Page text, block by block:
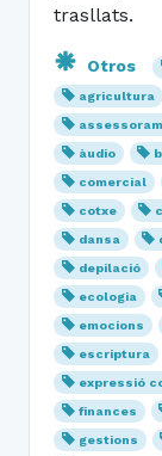
trasllats.
Otros
agricultura
àudio
comercial
cotxe
dansa
depilació
ecologia
emocions
escriptura
expressió
finances
gestions